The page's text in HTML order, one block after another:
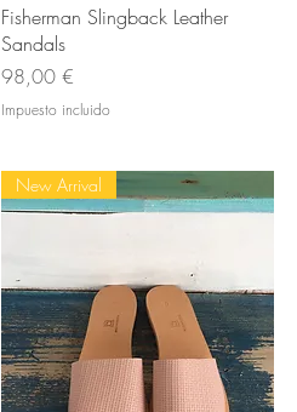
Vista rápida
Fisherman Slingback Leather
Sandals
Precio
98,00 €
Impuesto incluido
New Arrival